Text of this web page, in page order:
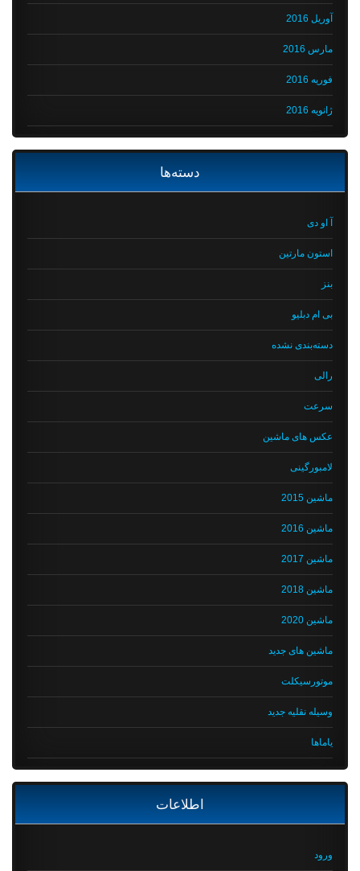
آوریل 2016
مارس 2016
فوریه 2016
ژانویه 2016
دسته‌ها
آ او دی
استون مارتین
بی ام دبلیو
دسته‌بندی نشده
رالی
سرعت
عکس های ماشین
لامبورگینی
ماشین 2015
ماشین 2016
ماشین 2017
ماشین 2018
ماشین 2020
ماشین های جدید
موتورسیکلت
وسیله نقلیه جدید
یاماها
اطلاعات
ورود